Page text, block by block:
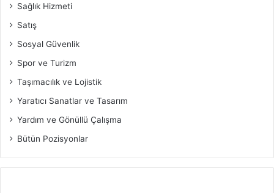
Sağlık Hizmeti
Satış
Sosyal Güvenlik
Spor ve Turizm
Taşımacılık ve Lojistik
Yaratıcı Sanatlar ve Tasarım
Yardım ve Gönüllü Çalışma
Bütün Pozisyonlar